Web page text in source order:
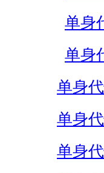
单身
单身
单身
单身
单身